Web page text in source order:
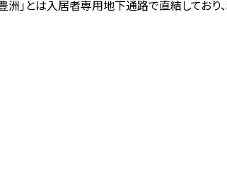
洲」とは入居者専用地下通路で直結しており